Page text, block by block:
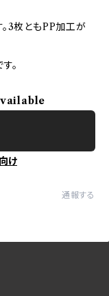
3枚ともPP加工が
。
け
通報する